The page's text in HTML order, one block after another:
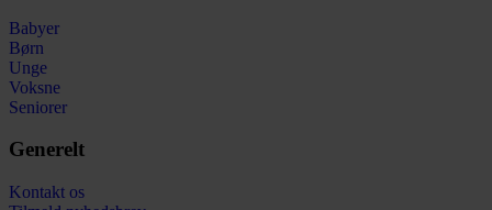
Babyer
Børn
Unge
Voksne
Seniorer
Generelt
Kontakt os